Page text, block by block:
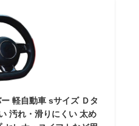
軽自動車 sサイズ Ｄタ
汚れ・滑りにくい 太め